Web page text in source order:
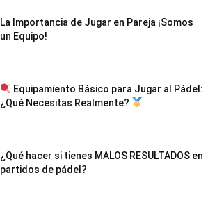
La Importancia de Jugar en Pareja ¡Somos
un Equipo!
Equipamiento Básico para Jugar al Pádel:
¿Qué Necesitas Realmente?
¿Qué hacer si tienes MALOS RESULTADOS en
partidos de pádel?